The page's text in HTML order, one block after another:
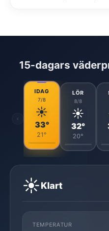
15-dagars
‹
IDAG
7/8
☀️
33°
21°
LÖR
8/8
☀️
32°
20°
☀️Klart
TEMPERATUR